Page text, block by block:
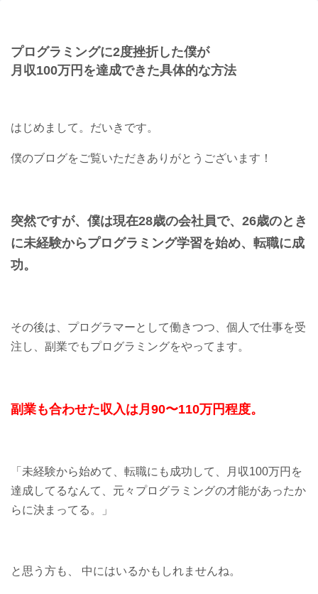
プログラミングに2度挫折した僕が
月収100万円を達成できた具体的な方法
はじめまして。だいきです。
僕のブログをご覧いただきありがとうございます！
突然ですが、僕は現在28歳の会社員で、 26歳のとき
に未経験からプログラミング学習を始め、転職に成
功。
その後は、プログラマーとして働きつつ、個人で仕事を受
注し、副業でもプログラミングをやってます。
副業も合わせた収入は月90〜110万円程度。
「未経験から始めて、転職にも成功して、月収100万円を
達成してるなんて、元々プログラミングの才能があったか
らに決まってる。」
と思う方も、 中にはいるかもしれませんね。